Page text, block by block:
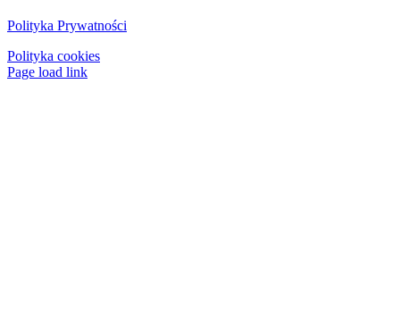
Polityka Prywatności
Polityka cookies
Page load link